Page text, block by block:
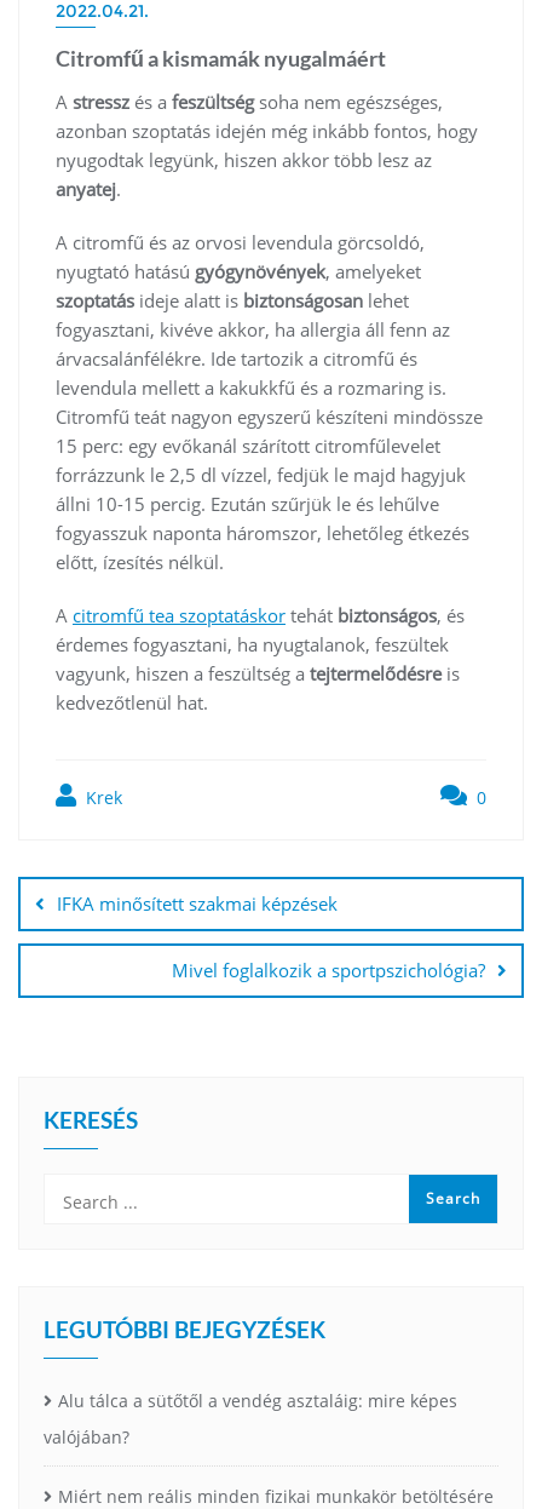
2022.04.21.
Citromfű a kismamák nyugalmáért
A stressz és a feszültség soha nem egészséges,
azonban szoptatás idején még inkább fontos, hogy
nyugodtak legyünk, hiszen akkor több lesz az
anyatej.
A citromfű és az orvosi levendula görcsoldó,
nyugtató hatású gyógynövények, amelyeket
szoptatás ideje alatt is biztonságosan lehet
fogyasztani, kivéve akkor, ha allergia áll fenn az
árvacsalánfélékre. Ide tartozik a citromfű és
levendula mellett a kakukkfű és a rozmaring is.
Citromfű teát nagyon egyszerű készíteni mindössze
15 perc: egy evőkanál szárított citromfűlevelet
forrázzunk le 2,5 dl vízzel, fedjük le majd hagyjuk
állni 10-15 percig. Ezután szűrjük le és lehűlve
fogyasszuk naponta háromszor, lehetőleg étkezés
előtt, ízesítés nélkül.
A citromfű tea szoptatáskor tehát biztonságos, és
érdemes fogyasztani, ha nyugtalanok, feszültek
vagyunk, hiszen a feszültség a tejtermelődésre is
kedvezőtlenül hat.
Krek 0
navigáció
IFKA minősített szakmai képzések
Mivel foglalkozik a sportpszichológia?
KERESÉS
LEGUTÓBBI BEJEGYZÉSEK
Alu tálca a sütőtől a vendég asztaláig: mire képes
valójában?
Miért nem reális minden fizikai munkakör betöltésére